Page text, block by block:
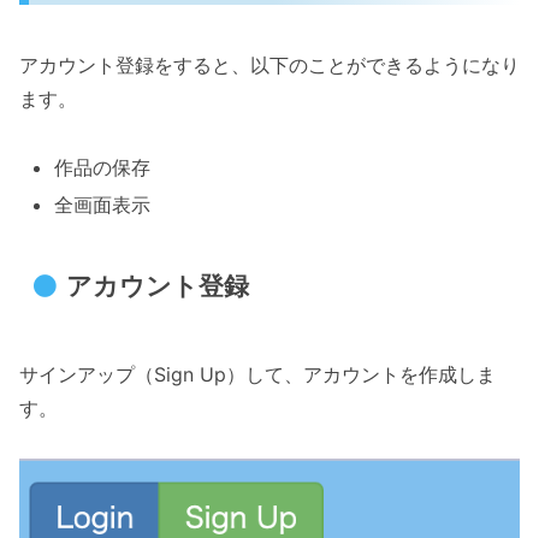
アカウント登録をすると、以下のことができるようになり
ます。
作品の保存
全画面表示
アカウント登録
サインアップ（Sign Up）して、アカウントを作成しま
す。